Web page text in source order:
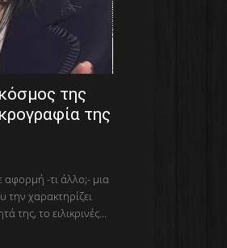
της
της
αφορμή -τι άλλο;- μια
χαρακτηρίζει
της, το ειλικρινές...